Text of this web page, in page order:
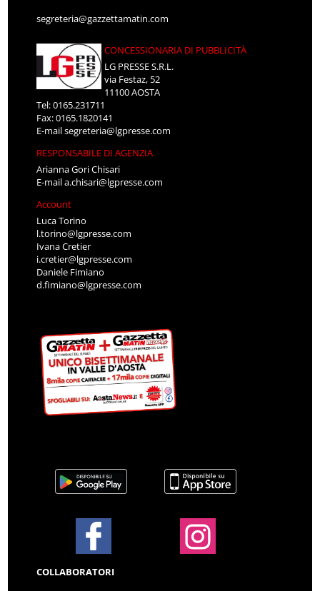
segreteria@gazzettamatin.com
CONCESSIONARIA DI PUBBLICITÀ
LG PRESSE S.R.L.
via Festaz, 52
11100 AOSTA
Tel: 0165.231711
Fax: 0165.1820141
E-mailsegreteria@lgpresse.com
RESPONSABILE DI AGENZIA
Arianna Gori Chisari
E-maila.chisari@lgpresse.com
Account
Luca Torino
l.torino@lgpresse.com
Ivana Cretier
i.cretier@lgpresse.com
Daniele Fimiano
d.fimiano@lgpresse.com
COLLABORATORI